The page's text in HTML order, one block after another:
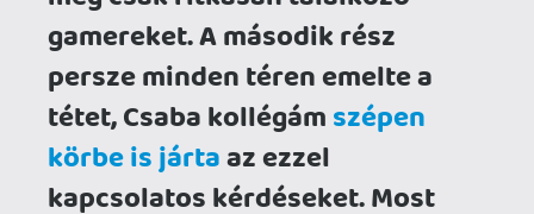
Tudjátok, ilyenkor következik a feature-
felsorolás. Ha láttál már mostanában
PS5-portot számítógépen, pontosan
tudod, hogy mire számíthatsz. A port
egyből tudja a DLSS, FSR és XeSS
generációs technikákat, amihez
csatlakozik a PS5 generációban
bemutatkozott PICO képjavító eljárás is.